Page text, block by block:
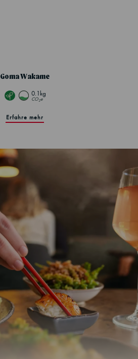
Goma Wakame
0.1kg
CO2e
Erfahre mehr